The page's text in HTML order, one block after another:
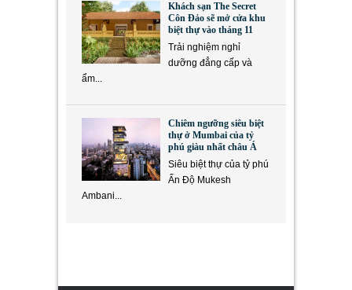
Khách sạn The Secret
Côn Đảo sẽ mở cửa khu
biệt thự vào tháng 11
Trải nghiệm nghỉ
dưỡng đẳng cấp và
ẩm...
Chiêm ngưỡng siêu biệt
thự ở Mumbai của tỷ
phú giàu nhất châu Á
Siêu biệt thự của tỷ phú
Ấn Độ Mukesh
Ambani...